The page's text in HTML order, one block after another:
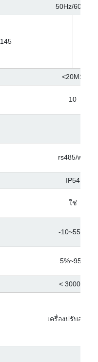
50Hz/60Hz
145
<20MS
10
rs485/wifi
IP54
ใช่
-10~55℃
5%~95%
< 3000ม.
เครื่องปรับอากาศ